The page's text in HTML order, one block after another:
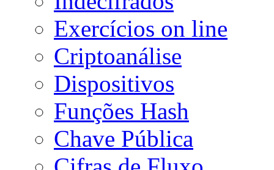
Exercícios on line
Criptoanálise
Dispositivos
Funções Hash
Chave Pública